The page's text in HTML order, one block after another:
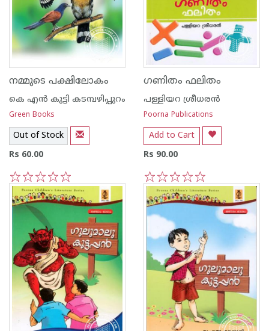
നമ്മുടെ പക്ഷിലോകം
കെ എ‌ന്‍ കുട്ടി കടമ്പഴിപ്പുറം
Green Books
Out of Stock
Rs 60.00
5
4
3
2
1
ഗണിതം ഫലിതം
പള്ളിയറ ശ്രീധര‌ന്‍
Poorna Publications
Add to Cart
Rs 90.00
5
4
3
2
1